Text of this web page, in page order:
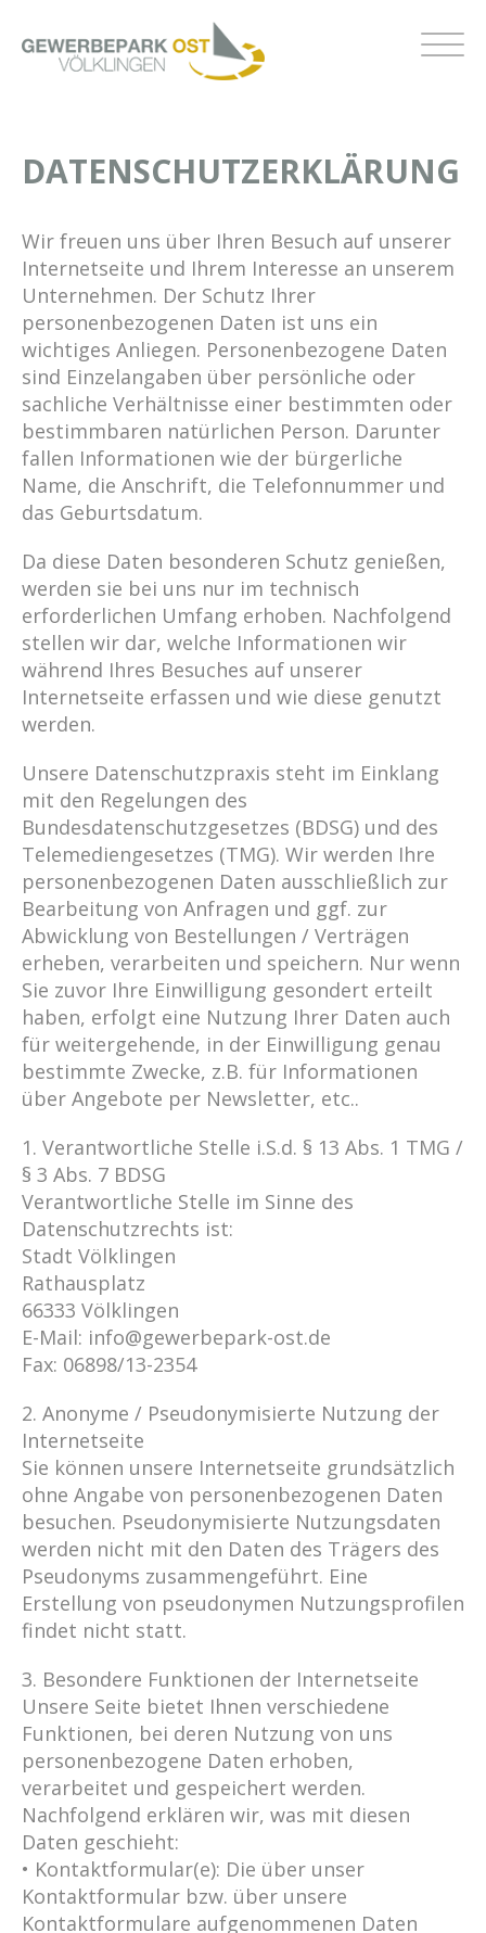
DATENSCHUTZERKLÄRUNG
Wir freuen uns über Ihren Besuch auf unserer
Internetseite und Ihrem Interesse an unserem
Unternehmen. Der Schutz Ihrer
personenbezogenen Daten ist uns ein
wichtiges Anliegen. Personenbezogene Daten
sind Einzelangaben über persönliche oder
sachliche Verhältnisse einer bestimmten oder
bestimmbaren natürlichen Person. Darunter
fallen Informationen wie der bürgerliche
Name, die Anschrift, die Telefonnummer und
das Geburtsdatum.
Da diese Daten besonderen Schutz genießen,
werden sie bei uns nur im technisch
erforderlichen Umfang erhoben. Nachfolgend
stellen wir dar, welche Informationen wir
während Ihres Besuches auf unserer
Internetseite erfassen und wie diese genutzt
werden.
Unsere Datenschutzpraxis steht im Einklang
mit den Regelungen des
Bundesdatenschutzgesetzes (BDSG) und des
Telemediengesetzes (TMG). Wir werden Ihre
personenbezogenen Daten ausschließlich zur
Bearbeitung von Anfragen und ggf. zur
Abwicklung von Bestellungen / Verträgen
erheben, verarbeiten und speichern. Nur wenn
Sie zuvor Ihre Einwilligung gesondert erteilt
haben, erfolgt eine Nutzung Ihrer Daten auch
für weitergehende, in der Einwilligung genau
bestimmte Zwecke, z.B. für Informationen
über Angebote per Newsletter, etc..
1. Verantwortliche Stelle i.S.d. § 13 Abs. 1 TMG /
§ 3 Abs. 7 BDSG
Verantwortliche Stelle im Sinne des
Datenschutzrechts ist:
Stadt Völklingen
Rathausplatz
66333 Völklingen
E-Mail: info@gewerbepark-ost.de
Fax: 06898/13-2354
2. Anonyme / Pseudonymisierte Nutzung der
Internetseite
Sie können unsere Internetseite grundsätzlich
ohne Angabe von personenbezogenen Daten
besuchen. Pseudonymisierte Nutzungsdaten
werden nicht mit den Daten des Trägers des
Pseudonyms zusammengeführt. Eine
Erstellung von pseudonymen Nutzungsprofilen
findet nicht statt.
3. Besondere Funktionen der Internetseite
Unsere Seite bietet Ihnen verschiedene
Funktionen, bei deren Nutzung von uns
personenbezogene Daten erhoben,
verarbeitet und gespeichert werden.
Nachfolgend erklären wir, was mit diesen
Daten geschieht:
• Kontaktformular(e): Die über unser
Kontaktformular bzw. über unsere
Kontaktformulare aufgenommenen Daten